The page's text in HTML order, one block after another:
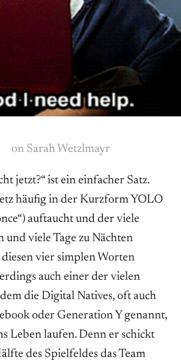
on Sarah Wetzlmayr
jetzt?“ ist ein einfacher Satz.
häufig in der Kurzform YOLO
auftaucht und der viele
und viele Tage zu Nächten
diesen vier simplen Worten
auch einer der vielen
die Digital Natives, oft auch
oder Generation Y genannt,
Leben laufen. Denn er schickt
des Spielfeldes das Team